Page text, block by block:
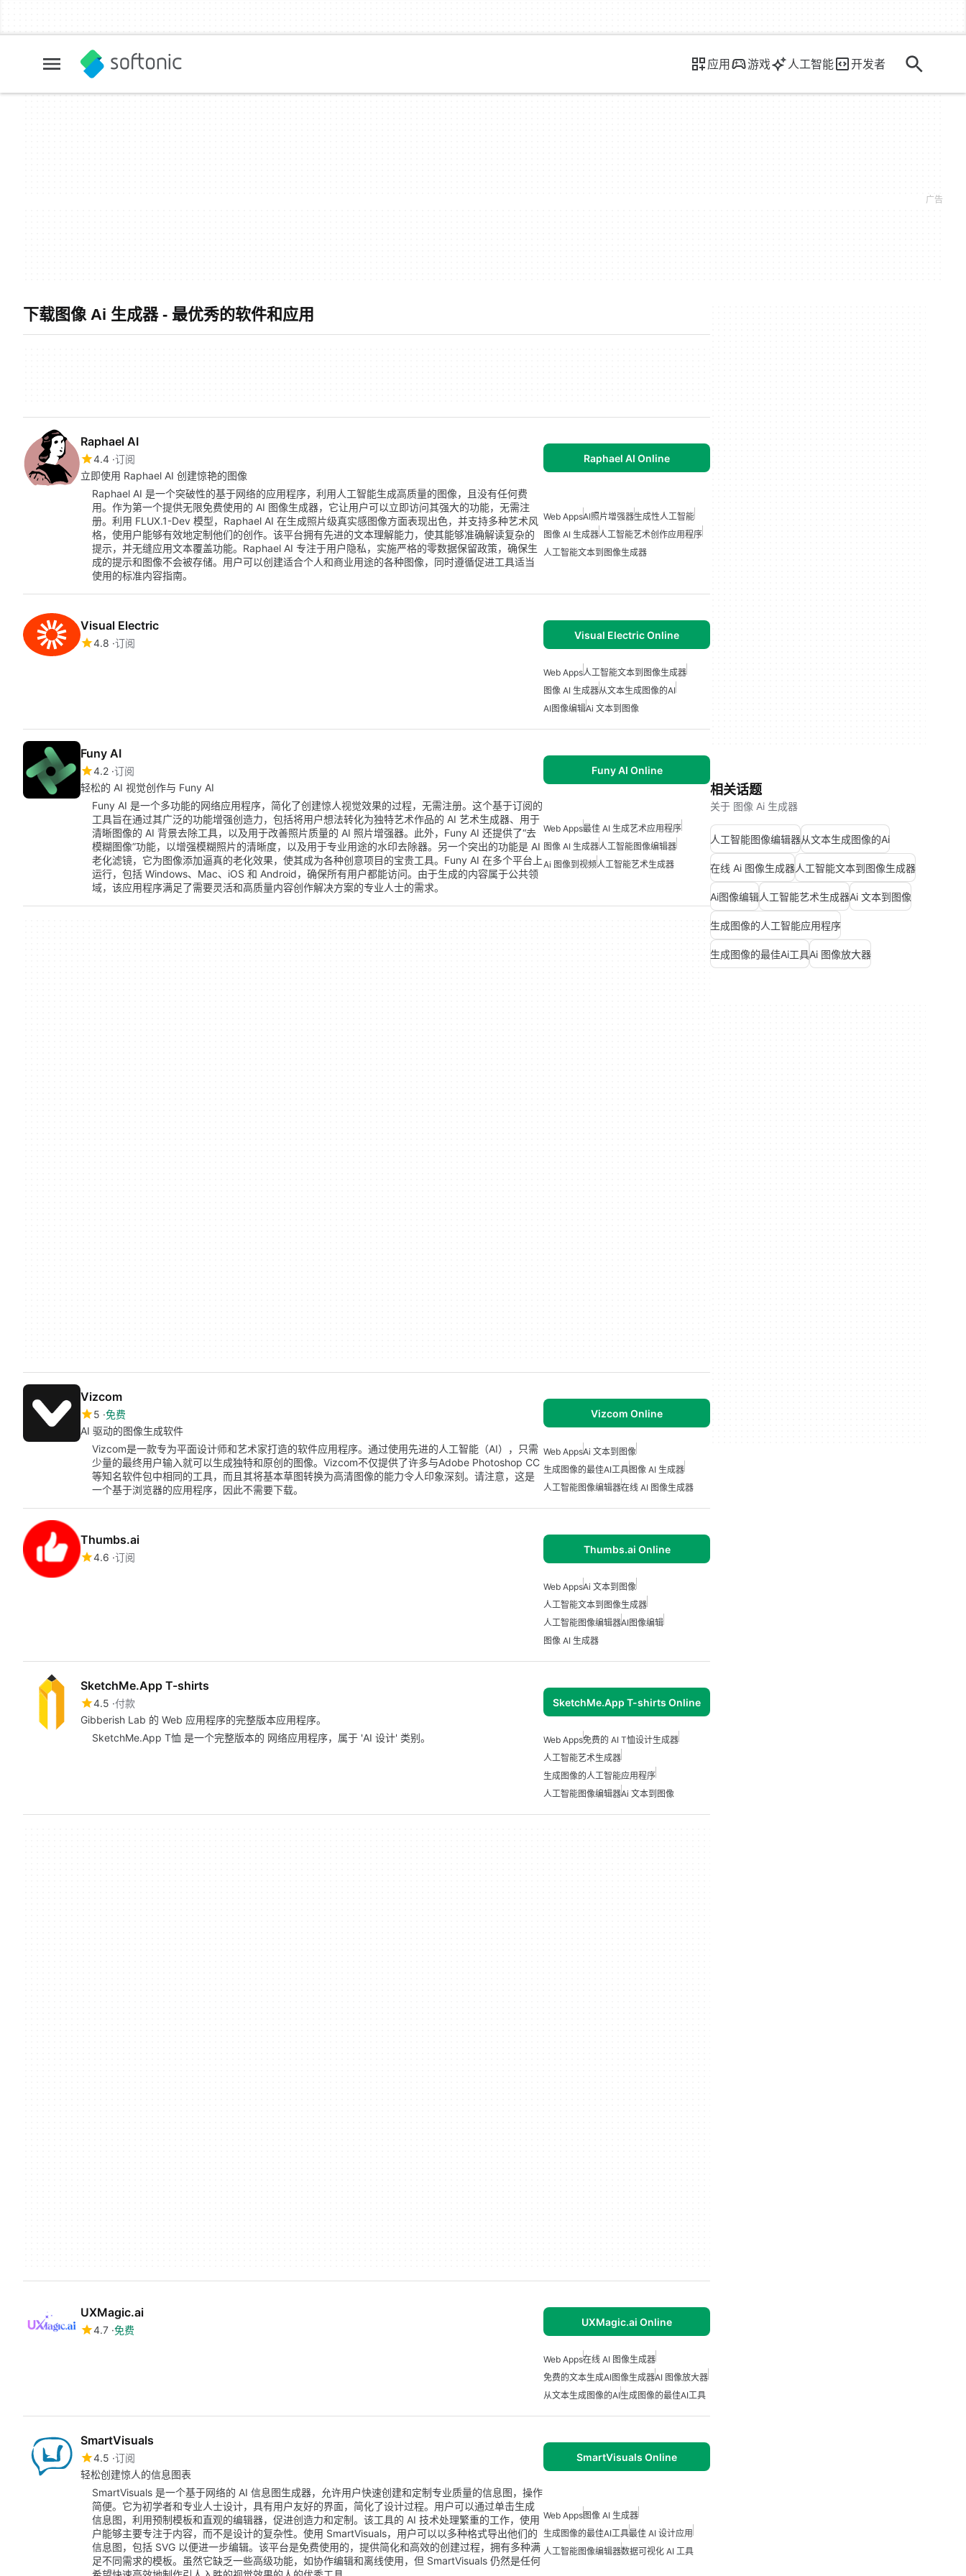
应用 游戏 人工智能 开发者
下载图像 Ai 生成器 - 最优秀的软件和应用
Raphael AI
4.4 订阅
立即使用 Raphael AI 创建惊艳的图像
Raphael AI Online
Raphael AI 是一个突破性的基于网络的应用程序，利用人工智能生成高质量的图像，且没有任何费
用。作为第一个提供无限免费使用的 AI 图像生成器，它让用户可以立即访问其强大的功能，无需注
册。利用 FLUX.1-Dev 模型，Raphael AI 在生成照片级真实感图像方面表现出色，并支持多种艺术风
格，使用户能够有效地定制他们的创作。该平台拥有先进的文本理解能力，使其能够准确解读复杂的
提示，并无缝应用文本覆盖功能。Raphael AI 专注于用户隐私，实施严格的零数据保留政策，确保生
成的提示和图像不会被存储。用户可以创建适合个人和商业用途的各种图像，同时遵循促进工具适当
使用的标准内容指南。
Web AppsAI照片增强器生成性人工智能
图像 AI 生成器人工智能艺术创作应用程序
人工智能文本到图像生成器
Visual Electric
4.8 订阅
Visual Electric Online
Web Apps人工智能文本到图像生成器
图像 AI 生成器从文本生成图像的AI
AI图像编辑Ai 文本到图像
Funy AI
4.2 订阅
轻松的 AI 视觉创作与 Funy AI
Funy AI Online
Funy AI 是一个多功能的网络应用程序，简化了创建惊人视觉效果的过程，无需注册。这个基于订阅的
工具旨在通过其广泛的功能增强创造力，包括将用户想法转化为独特艺术作品的 AI 艺术生成器、用于
清晰图像的 AI 背景去除工具，以及用于改善照片质量的 AI 照片增强器。此外，Funy AI 还提供了“去
模糊图像”功能，以增强模糊照片的清晰度，以及用于专业用途的水印去除器。另一个突出的功能是 AI
老化滤镜，它为图像添加逼真的老化效果，使其成为各种创意项目的宝贵工具。Funy AI 在多个平台上
运行，包括 Windows、Mac、iOS 和 Android，确保所有用户都能访问。由于生成的内容属于公共领
域，该应用程序满足了需要灵活和高质量内容创作解决方案的专业人士的需求。
Web Apps最佳 AI 生成艺术应用程序
图像 AI 生成器人工智能图像编辑器
Ai 图像到视频人工智能艺术生成器
Vizcom
5 免费
AI 驱动的图像生成软件
Vizcom Online
Vizcom是一款专为平面设计师和艺术家打造的软件应用程序。通过使用先进的人工智能（AI），只需
少量的最终用户输入就可以生成独特和原创的图像。Vizcom不仅提供了许多与Adobe Photoshop CC
等知名软件包中相同的工具，而且其将基本草图转换为高清图像的能力令人印象深刻。请注意，这是
一个基于浏览器的应用程序，因此不需要下载。
Web AppsAi 文本到图像
生成图像的最佳AI工具图像 AI 生成器
人工智能图像编辑器在线 AI 图像生成器
Thumbs.ai
4.6 订阅
Thumbs.ai Online
Web AppsAi 文本到图像
人工智能文本到图像生成器
人工智能图像编辑器AI图像编辑
图像 AI 生成器
SketchMe.App T-shirts
4.5 付款
Gibberish Lab 的 Web 应用程序的完整版本应用程序。
SketchMe.App T-shirts Online
SketchMe.App T恤 是一个完整版本的 网络应用程序，属于 'AI 设计' 类别。 Web Apps免费的 AI T恤设计生成器
人工智能艺术生成器
生成图像的人工智能应用程序
人工智能图像编辑器Ai 文本到图像
UXMagic.ai
4.7 免费
UXMagic.ai Online
Web Apps在线 AI 图像生成器
免费的文本生成AI图像生成器AI 图像放大器
从文本生成图像的AI生成图像的最佳AI工具
SmartVisuals
4.5 订阅
轻松创建惊人的信息图表
SmartVisuals Online
SmartVisuals 是一个基于网络的 AI 信息图生成器，允许用户快速创建和定制专业质量的信息图，操作
简便。它为初学者和专业人士设计，具有用户友好的界面，简化了设计过程。用户可以通过单击生成
信息图，利用预制模板和直观的编辑器，促进创造力和定制。该工具的 AI 技术处理繁重的工作，使用
户能够主要专注于内容，而不是设计的复杂性。使用 SmartVisuals，用户可以以多种格式导出他们的
信息图，包括 SVG 以便进一步编辑。该平台是免费使用的，提供简化和高效的创建过程，拥有多种满
足不同需求的模板。虽然它缺乏一些高级功能，如协作编辑和离线使用，但 SmartVisuals 仍然是任何
Web Apps图像 AI 生成器
生成图像的最佳AI工具最佳 AI 设计应用
人工智能图像编辑器数据可视化 AI 工具
相关话题
关于 图像 Ai 生成器
人工智能图像编辑器从文本生成图像的Ai
在线 Ai 图像生成器人工智能文本到图像生成器
Ai图像编辑人工智能艺术生成器Ai 文本到图像
生成图像的人工智能应用程序
生成图像的最佳Ai工具Ai 图像放大器